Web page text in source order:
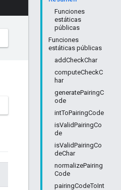
Funciones
estáticas
públicas
Funciones
estáticas públicas
addCheckChar
computeCheckC
har
generatePairingC
ode
intToPairingCode
isValidPairingCo
de
isValidPairingCo
deChar
normalizePairing
Code
pairingCodeToInt